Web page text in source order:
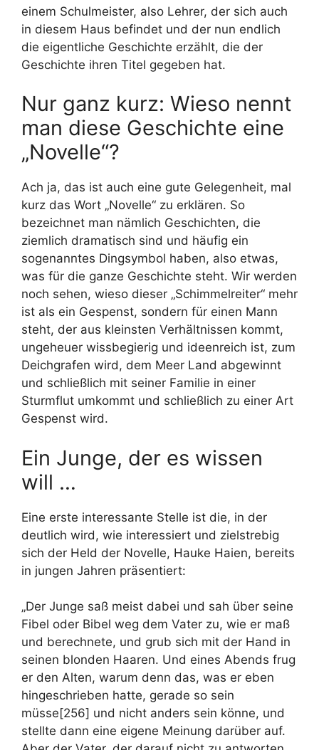
einem Schulmeister, also Lehrer, der sich auch
in diesem Haus befindet und der nun endlich
die eigentliche Geschichte erzählt, die der
Geschichte ihren Titel gegeben hat.
Nur ganz kurz: Wieso nennt
man diese Geschichte eine
„Novelle“?
Ach ja, das ist auch eine gute Gelegenheit, mal
kurz das Wort „Novelle“ zu erklären. So
bezeichnet man nämlich Geschichten, die
ziemlich dramatisch sind und häufig ein
sogenanntes Dingsymbol haben, also etwas,
was für die ganze Geschichte steht. Wir werden
noch sehen, wieso dieser „Schimmelreiter“ mehr
ist als ein Gespenst, sondern für einen Mann
steht, der aus kleinsten Verhältnissen kommt,
ungeheuer wissbegierig und ideenreich ist, zum
Deichgrafen wird, dem Meer Land abgewinnt
und schließlich mit seiner Familie in einer
Sturmflut umkommt und schließlich zu einer Art
Gespenst wird.
Ein Junge, der es wissen
will …
Eine erste interessante Stelle ist die, in der
deutlich wird, wie interessiert und zielstrebig
sich der Held der Novelle, Hauke Haien, bereits
in jungen Jahren präsentiert:
„Der Junge saß meist dabei und sah über seine
Fibel oder Bibel weg dem Vater zu, wie er maß
und berechnete, und grub sich mit der Hand in
seinen blonden Haaren. Und eines Abends frug
er den Alten, warum denn das, was er eben
hingeschrieben hatte, gerade so sein
müsse[256] und nicht anders sein könne, und
stellte dann eine eigene Meinung darüber auf.